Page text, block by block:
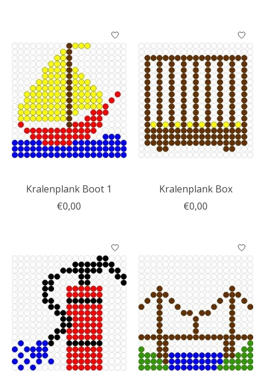
Kralenplank Boot 1
€0,00
Kralenplank Box
€0,00